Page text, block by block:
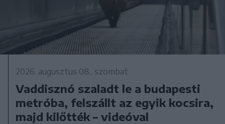
2026. augusztus 08., szombat
Vaddisznó szaladt le a budapesti
metróba, felszállt az egyik kocsira,
majd kilőtték – videóval